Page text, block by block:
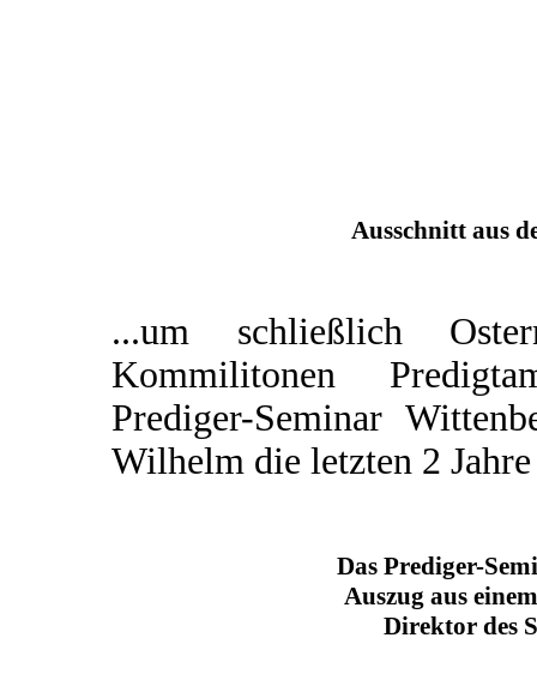
Ausschnitt aus
...um schließlich
Kommilitonen
Prediger-Seminar
Wilhelm die letzten 2
Das Prediger-
Auszug aus
Direktor des